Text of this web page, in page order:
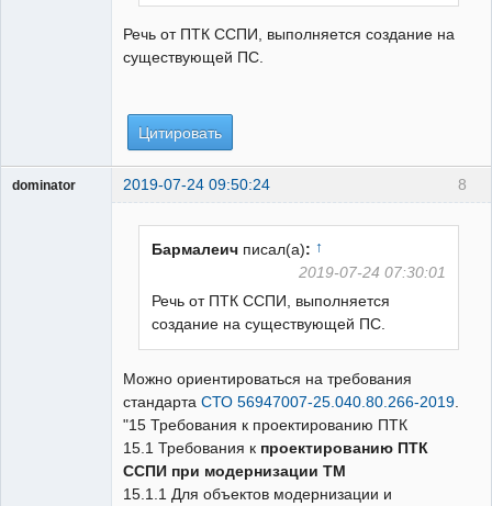
Речь от ПТК ССПИ, выполняется создание на
существующей ПС.
Цитировать
8
dominator 2019-07-24 09:50:24
Бармалеич писал(а): ↑
2019-07-24 07:30:01
Речь от ПТК ССПИ, выполняется
создание на существующей ПС.
Можно ориентироваться на требования
стандарта СТО 56947007-25.040.80.266-2019
"15 Требования к проектированию ПТК
15.1 Требования к проектированию ПТК
ССПИ при модернизации ТМ
15.1.1 Для объектов модернизации и